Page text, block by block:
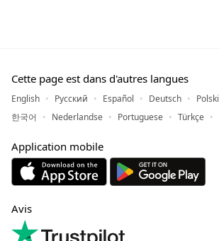
Cette page est dans d'autres langues
English Русский Español Deutsch Polski
한국어
Nederlandse Portuguese Türkçe
Application mobile
Avis